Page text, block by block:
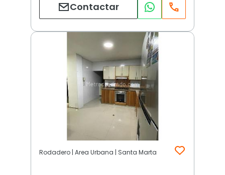
Contactar
Rodadero | Area Urbana | Santa Marta